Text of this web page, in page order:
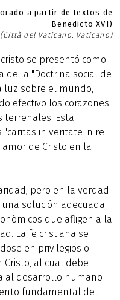
a partir de textos de
Benedicto XVI)
(Città del Vaticano, Vaticano)
se presentó como
de la "Doctrina social de
luz sobre el mundo,
efectivo los corazones
terrenales. Esta
"caritas in veritate in re
de Cristo en la
pero en la verdad.
solución adecuada
que afligen a la
La fe cristiana se
en privilegios o
Cristo, al cual debe
al desarrollo humano
fundamental del